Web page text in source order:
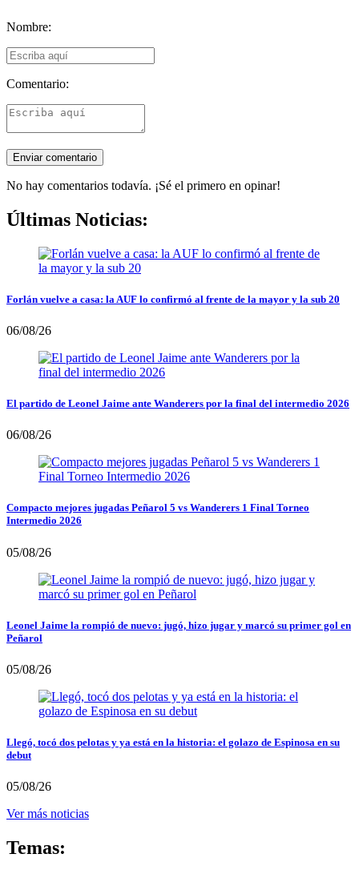
Nombre:
Comentario:
No hay comentarios todavía. ¡Sé el primero en opinar!
Últimas Noticias:
Forlán vuelve a casa: la AUF lo confirmó al frente de la mayor y la sub 20
06/08/26
El partido de Leonel Jaime ante Wanderers por la final del intermedio 2026
06/08/26
Compacto mejores jugadas Peñarol 5 vs Wanderers 1 Final Torneo
Intermedio 2026
05/08/26
Leonel Jaime la rompió de nuevo: jugó, hizo jugar y marcó su primer gol en
Peñarol
05/08/26
Llegó, tocó dos pelotas y ya está en la historia: el golazo de Espinosa en su
debut
05/08/26
Ver más noticias
Temas: